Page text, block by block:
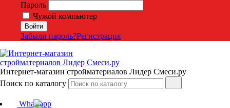
Пароль
Чужой компьютер
Забыли пароль?Регистрация
Интернет-магазин стройматериалов Лидер Смеси.ру
Поиск по каталогу
Whatsapp